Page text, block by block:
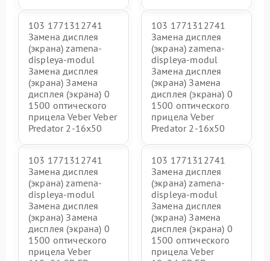
103 1771312741
Замена дисплея
(экрана) zamena-
displeya-modul
Замена дисплея
(экрана) Замена
дисплея (экрана) 0
1500 оптического
прицела Veber Veber
Predator 2-16x50
103 1771312741
Замена дисплея
(экрана) zamena-
displeya-modul
Замена дисплея
(экрана) Замена
дисплея (экрана) 0
1500 оптического
прицела Veber
Predator 2-16x50
103 1771312741
Замена дисплея
(экрана) zamena-
displeya-modul
Замена дисплея
(экрана) Замена
дисплея (экрана) 0
1500 оптического
прицела Veber
103 1771312741
Замена дисплея
(экрана) zamena-
displeya-modul
Замена дисплея
(экрана) Замена
дисплея (экрана) 0
1500 оптического
прицела Veber